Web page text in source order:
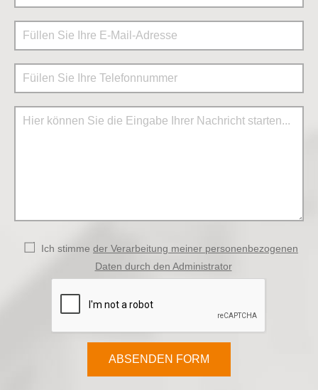
Ich stimme der Verarbeitung meiner personenbezogenen
Daten durch den Administrator
ABSENDEN FORM